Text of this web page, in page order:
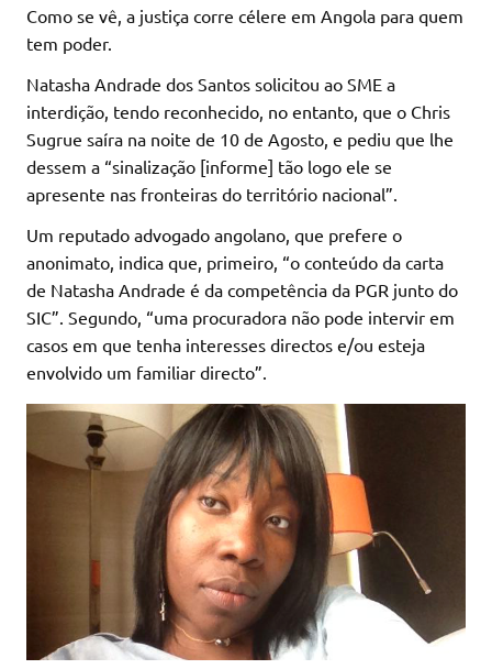
Como se vê, a justiça corre célere em Angola para quem
tem poder.
Natasha Andrade dos Santos solicitou ao SME a
interdição, tendo reconhecido, no entanto, que o Chris
Sugrue saíra na noite de 10 de Agosto, e pediu que lhe
dessem a “sinalização [informe] tão logo ele se
apresente nas fronteiras do território nacional”.
Um reputado advogado angolano, que prefere o
anonimato, indica que, primeiro, “o conteúdo da carta
de Natasha Andrade é da competência da PGR junto do
SIC”. Segundo, “uma procuradora não pode intervir em
casos em que tenha interesses directos e/ou esteja
envolvido um familiar directo”.